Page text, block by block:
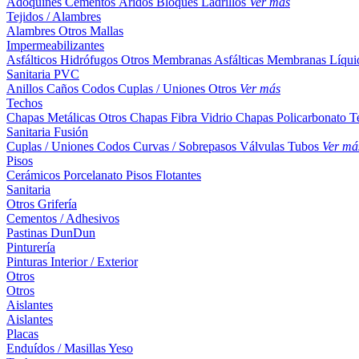
Tejidos / Alambres
Alambres Otros Mallas
Impermeabilizantes
Asfálticos Hidrófugos Otros Membranas Asfálticas Membranas
Sanitaria PVC
Anillos Caños Codos Cuplas / Uniones Otros Ver más
Techos
Chapas Metálicas Otros Chapas Fibra Vidrio Chapas Policarbonato
Sanitaria Fusión
Cuplas / Uniones Codos Curvas / Sobrepasos Válvulas Tubos Ver
Pisos
Cerámicos Porcelanato Pisos Flotantes
Sanitaria
Otros Grifería
Cementos / Adhesivos
Pastinas DunDun
Pinturería
Pinturas Interior / Exterior
Otros
Otros
Aislantes
Aislantes
Placas
Enduídos / MasillasYeso